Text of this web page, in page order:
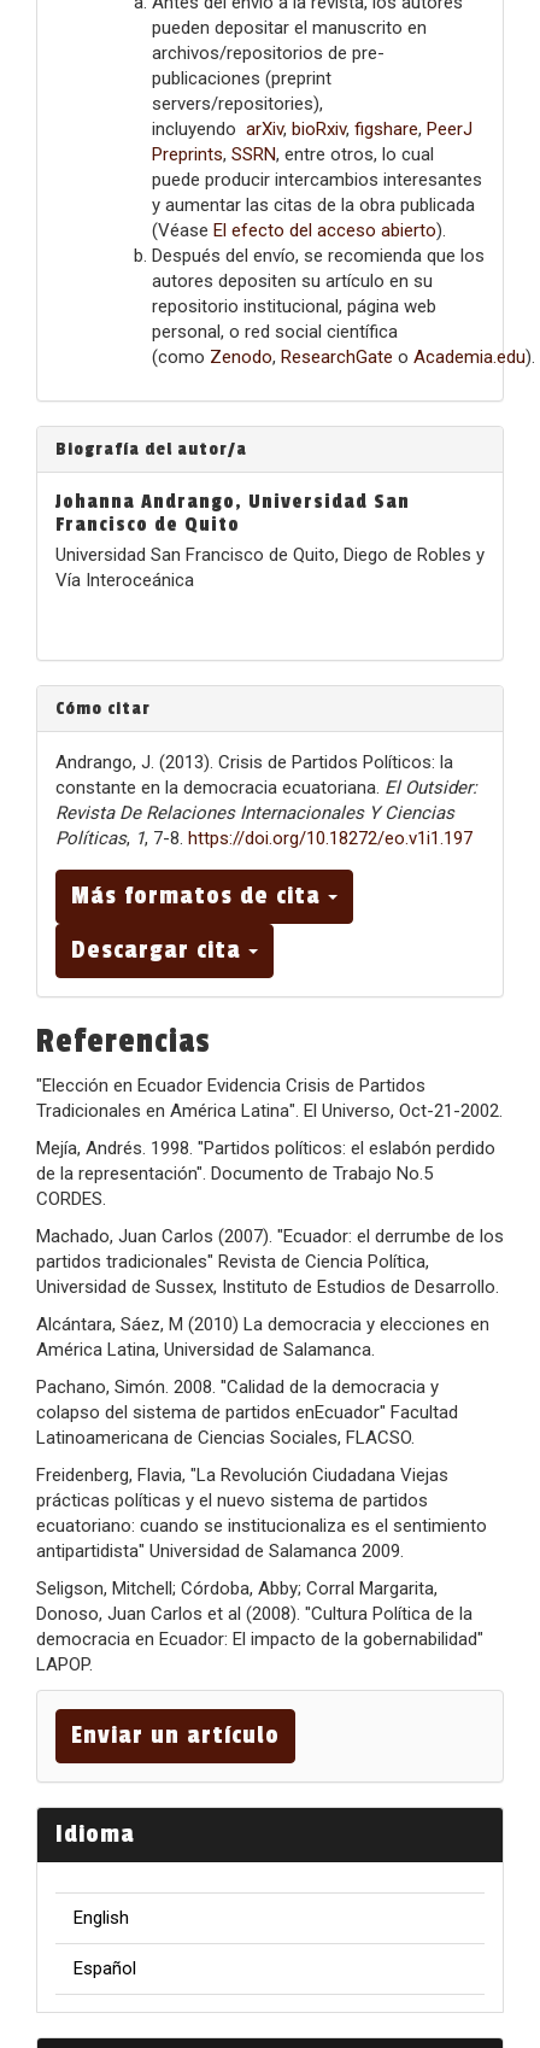
pueden depositar el manuscrito en
archivos/repositorios de pre-
publicaciones (preprint
servers/repositories),
incluyendo arXiv, bioRxiv, figshare, PeerJ
Preprints, SSRN, entre otros, lo cual
puede producir intercambios interesantes
y aumentar las citas de la obra publicada
(Véase El efecto del acceso abierto).
Después del envío, se recomienda que los
autores depositen su artículo en su
repositorio institucional, página web
personal, o red social científica
(como Zenodo, ResearchGate o Academia.edu).
Biografía del autor/a
Johanna Andrango, Universidad San
Francisco de Quito
Universidad San Francisco de Quito, Diego de Robles y
Vía Interoceánica
Cómo citar
Andrango, J. (2013). Crisis de Partidos Políticos: la
constante en la democracia ecuatoriana. El Outsider:
Revista De Relaciones Internacionales Y Ciencias
Políticas, 1, 7-8. https://doi.org/10.18272/eo.v1i1.197
Más formatos de cita
Descargar cita
Referencias
"Elección en Ecuador Evidencia Crisis de Partidos
Tradicionales en América Latina". El Universo, Oct-21-2002.
Mejía, Andrés. 1998. "Partidos políticos: el eslabón perdido
de la representación". Documento de Trabajo No.5
CORDES.
Machado, Juan Carlos (2007). "Ecuador: el derrumbe de los
partidos tradicionales" Revista de Ciencia Política,
Universidad de Sussex, Instituto de Estudios de Desarrollo.
Alcántara, Sáez, M (2010) La democracia y elecciones en
América Latina, Universidad de Salamanca.
Pachano, Simón. 2008. "Calidad de la democracia y
colapso del sistema de partidos enEcuador" Facultad
Latinoamericana de Ciencias Sociales, FLACSO.
Freidenberg, Flavia, "La Revolución Ciudadana Viejas
prácticas políticas y el nuevo sistema de partidos
ecuatoriano: cuando se institucionaliza es el sentimiento
antipartidista" Universidad de Salamanca 2009.
Seligson, Mitchell; Córdoba, Abby; Corral Margarita,
Donoso, Juan Carlos et al (2008). "Cultura Política de la
democracia en Ecuador: El impacto de la gobernabilidad"
LAPOP.
Enviar
un
artículo
Enviar un artículo
Idioma
English
Español